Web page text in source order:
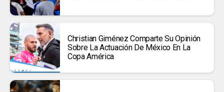
Christian Giménez Comparte Su Opinión
Sobre La Actuación De México En La
Copa América